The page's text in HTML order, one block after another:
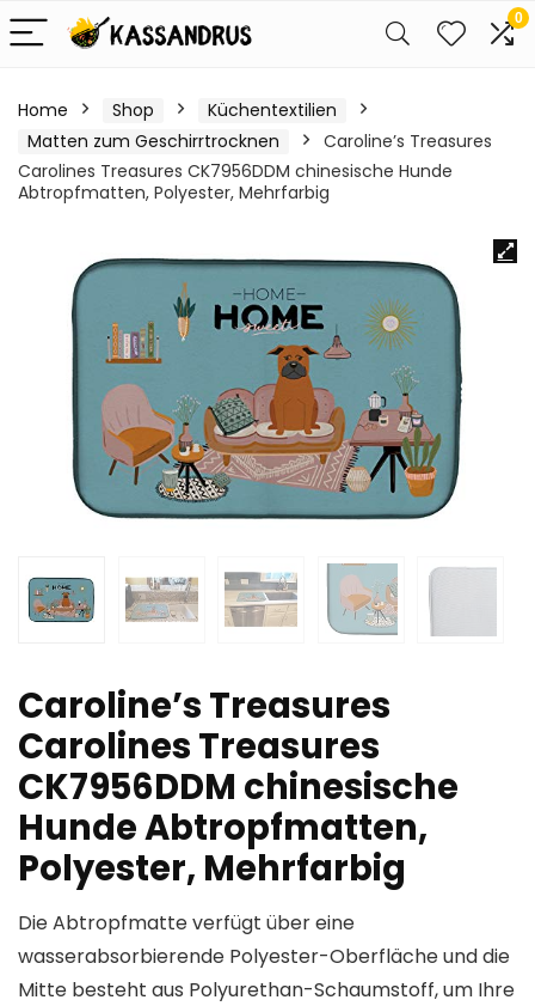
0
Home Shop
Küchentextilien
Matten zum Geschirrtrocknen
Caroline’s Treasures
Carolines Treasures CK7956DDM chinesische Hunde
Abtropfmatten, Polyester, Mehrfarbig
Caroline’s Treasures
Carolines Treasures
CK7956DDM chinesische
Hunde Abtropfmatten,
Polyester, Mehrfarbig
Die Abtropfmatte verfügt über eine
wasserabsorbierende Polyester-Oberfläche und die
Mitte besteht aus Polyurethan-Schaumstoff, um Ihre